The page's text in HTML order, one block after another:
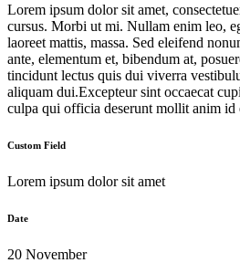
Lorem ipsum dolor sit amet,
cursus. Morbi ut mi. Nullam enim leo,
laoreet mattis, massa. Sed eleifend
ante, elementum et, bibendum at,
tincidunt lectus quis dui viverra
aliquam dui.Excepteur sint occaecat
culpa qui officia deserunt mollit anim id
Custom Field
Lorem ipsum dolor sit amet
Date
20 November